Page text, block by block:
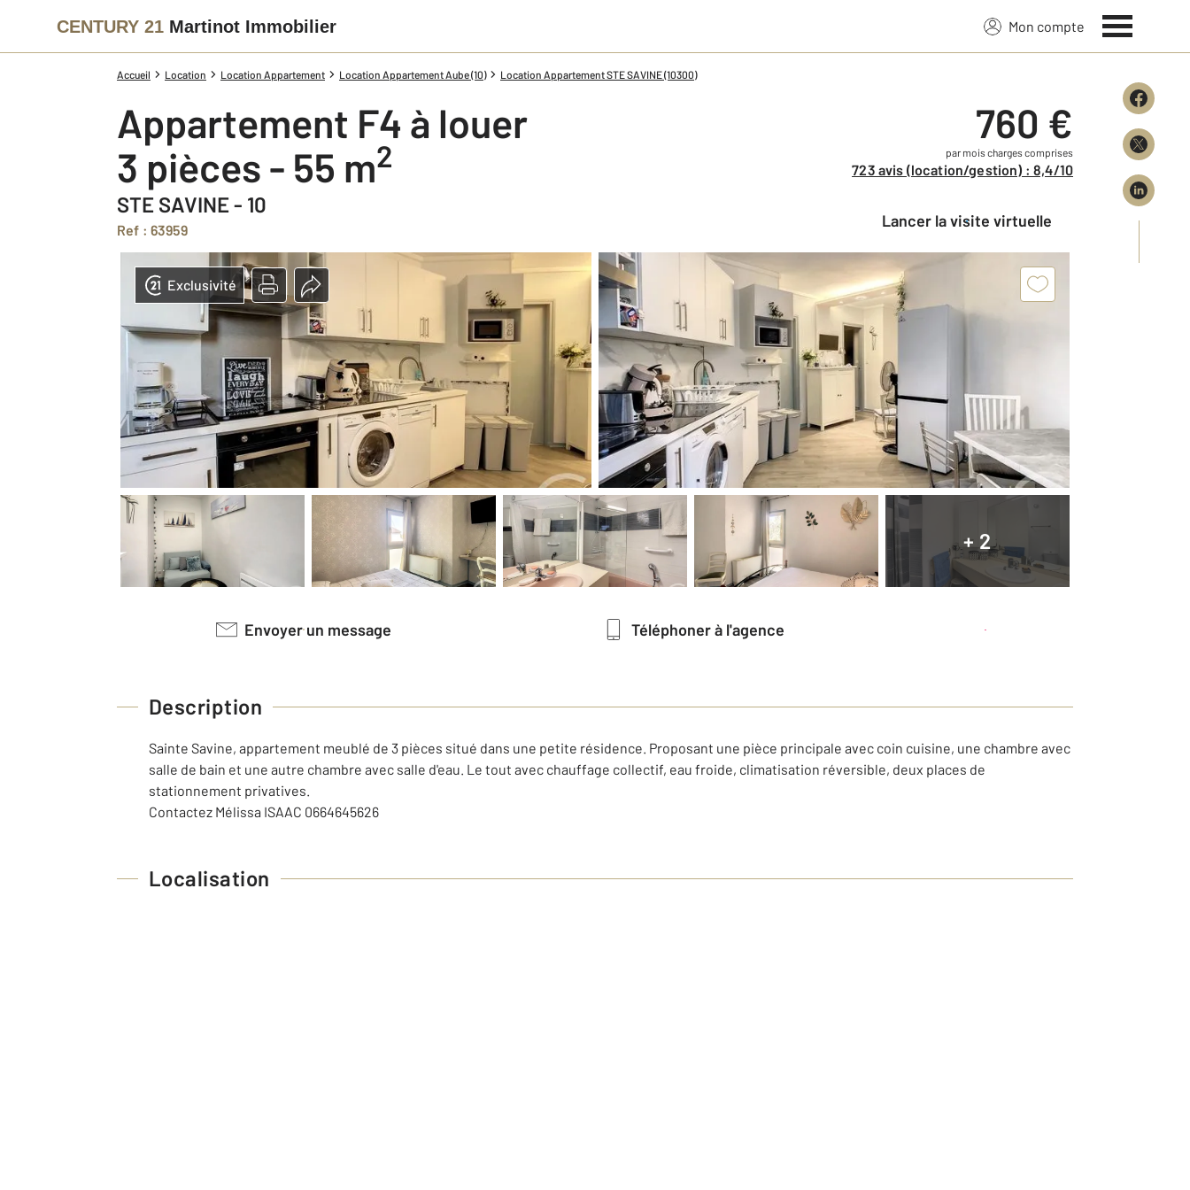
CENTURY 21 Martinot Immobilier Mon compte
Accueil Location Location Appartement Location Appartement Aube (10) Location Appartement STE SAVINE (10300)
Appartement F4 à louer
3 pièces - 55 m2
STE SAVINE - 10
Ref : 63959
760 €
par mois charges comprises
723 avis (location/gestion) : 8,4/10
Lancer la visite virtuelle
+ 2
Exclusivité
Envoyer un message Téléphoner à l'agence
Description
Sainte Savine, appartement meublé de 3 pièces situé dans une petite résidence. Proposant une pièce principale avec coin cuisine, une chambre avec
salle de bain et une autre chambre avec salle d'eau. Le tout avec chauffage collectif, eau froide, climatisation réversible, deux places de
stationnement privatives.
Contactez Mélissa ISAAC 0664645626
Localisation